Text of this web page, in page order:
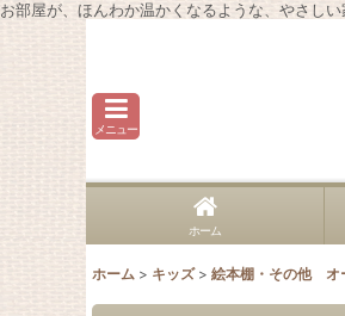
お部屋が、ほんわか温かくなるような、やさ
メニュー
ホーム
ホーム > キッズ > 絵本棚・その他 オ